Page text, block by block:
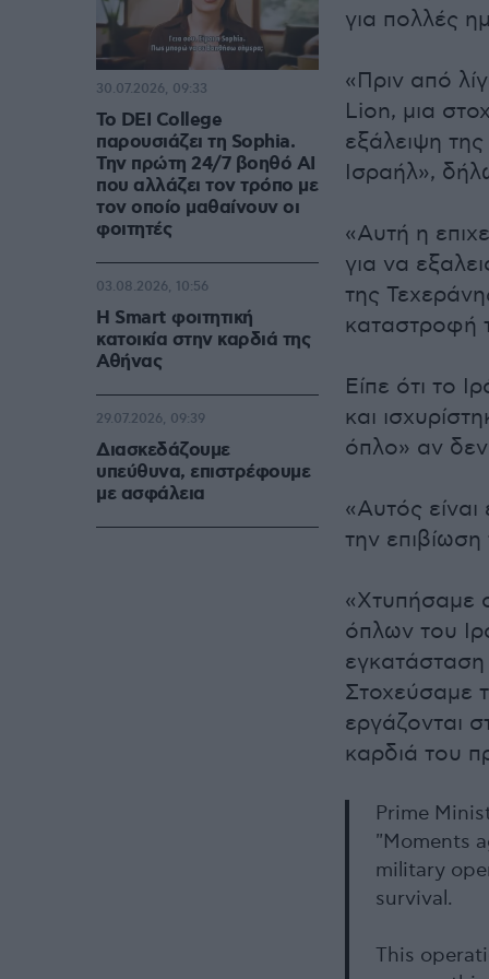
για πολλές
«Πριν από
Lion, μια
εξάλειψη της
Ισραήλ»,
«Αυτή η
για να
της
καταστροφή
Είπε ότι το
και
όπλο» αν
«Αυτός
την
«Χτυπήσαμε
όπλων του
Στοχεύσαμε
εργάζονται
καρδιά του
Prime
"Moments
military
survival.
This
Το DEI College
παρουσιάζει τη Sophia.
Την πρώτη 24/7 βοηθό AI
που αλλάζει τον τρόπο με
τον οποίο μαθαίνουν οι
φοιτητές
30.07.2026, 09:33
Η Smart φοιτητική
κατοικία στην καρδιά της
Αθήνας
03.08.2026, 10:56
Διασκεδάζουμε
υπεύθυνα, επιστρέφουμε
με ασφάλεια
29.07.2026, 09:39